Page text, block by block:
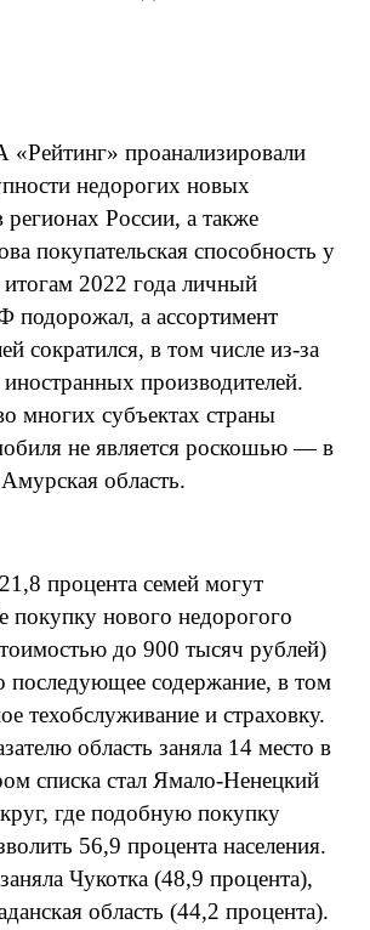
проанализировали
недорогих новых
регионах России, а также
покупательская способность у
2022 года личный
подорожал, а ассортимент
сократился, в том числе из-за
производителей.
многих субъектах страны
не является роскошью — в
область.
процента семей могут
покупку нового недорогого
до 900 тысяч рублей)
последующее содержание, в том
техобслуживание и страховку.
область заняла 14 место в
списка стал Ямало-Ненецкий
где подобную покупку
56,9 процента населения.
Чукотка (48,9 процента),
область (44,2 процента).